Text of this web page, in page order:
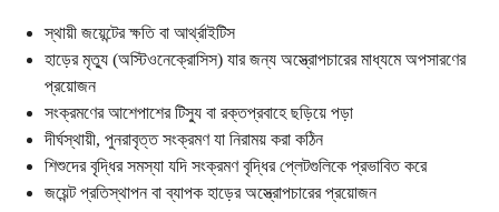
স্থায়ী জয়েন্টের ক্ষতি বা আর্থ্রাইটিস
হাড়ের মৃত্যু (অস্টিওনেক্রোসিস) যার জন্য অস্ত্রোপচারের মাধ্যমে অপসারণের
প্রয়োজন
সংক্রমণের আশেপাশের টিস্যু বা রক্তপ্রবাহে ছড়িয়ে পড়া
দীর্ঘস্থায়ী, পুনরাবৃত্ত সংক্রমণ যা নিরাময় করা কঠিন
শিশুদের বৃদ্ধির সমস্যা যদি সংক্রমণ বৃদ্ধির প্লেটগুলিকে প্রভাবিত করে
জয়েন্ট প্রতিস্থাপন বা ব্যাপক হাড়ের অস্ত্রোপচারের প্রয়োজন